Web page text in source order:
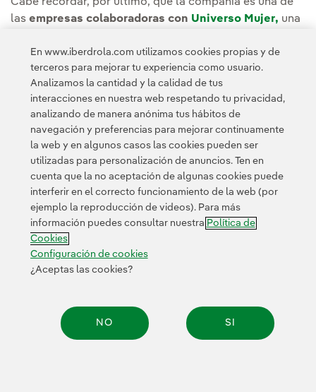
las empresas colaboradoras con Universo Mujer, una
evolución personal dentro de la sociedad, que nace
para desarrollar iniciativas que contribuyan a la mejora
y transformación social a través de los valores de todo
el deporte femenino.
Contacta Clientes Política de Privacidad Información legal
Transparencia en el uso de la IA
Configuración de cookies Accesibilidad
En www.iberdrola.com utilizamos cookies propias y de
terceros para mejorar tu experiencia como usuario.
Analizamos la cantidad y la calidad de tus
interacciones en nuestra web respetando tu privacidad,
analizando de manera anónima tus hábitos de
navegación y preferencias para mejorar continuamente
la web y en algunos casos las cookies pueden ser
utilizadas para personalización de anuncios. Ten en
cuenta que la no aceptación de algunas cookies puede
interferir en el correcto funcionamiento de la web (por
ejemplo la reproducción de videos). Para más
información puedes consultar nuestra Política de
Cookies
Configuración de cookies
¿Aceptas las cookies?
NO SI